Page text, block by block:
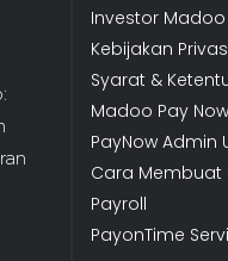
Investor Madoo
Kebijakan
Syarat &
Madoo Pay Now
PayNow Admin
Cara Membuat
Payroll
PayonTime